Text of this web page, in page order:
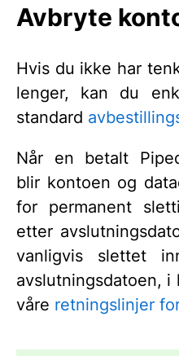
Avbryte
Hvis du ikke har
lenger, kan du
standard
Når en betalt
blir kontoen og
for permanent
etter
vanligvis slettet
avslutningsdatoen, i
våre retningslinjer